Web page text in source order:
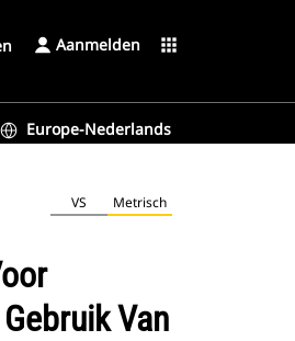
Aanmelden apps
Europe-Nederlands
VS Metrisch
Van